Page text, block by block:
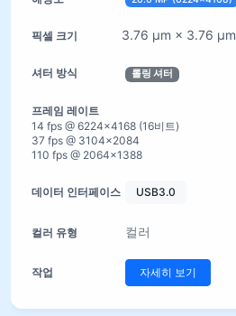
3.76 µm × 3.76 µm
롤링 셔터
14 fps @ 6224×4168 (16비트)
37 fps @ 3104×2084
110 fps @ 2064×1388
USB3.0
컬러
자세히 보기